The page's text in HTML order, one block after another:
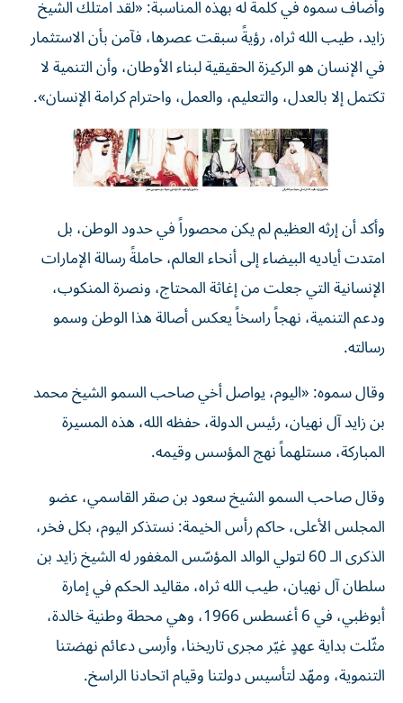
وأضاف سموه في كلمة له بهذه المناسبة: «لقد امتلك الشيخ
زايد، طيب الله ثراه، رؤيةً سبقت عصرها، فآمن بأن الاستثمار
في الإنسان هو الركيزة الحقيقية لبناء الأوطان، وأن التنمية لا
تكتمل إلا بالعدل، والتعليم، والعمل، واحترام كرامة الإنسان».
وأكد أن إرثه العظيم لم يكن محصوراً في حدود الوطن، بل
امتدت أياديه البيضاء إلى أنحاء العالم، حاملةً رسالة الإمارات
الإنسانية التي جعلت من إغاثة المحتاج، ونصرة المنكوب،
ودعم التنمية، نهجاً راسخاً يعكس أصالة هذا الوطن وسمو
رسالته.
وقال سموه: «اليوم، يواصل أخي صاحب السمو الشيخ محمد
بن زايد آل نهيان، رئيس الدولة، حفظه الله، هذه المسيرة
المباركة، مستلهماً نهج المؤسس وقيمه.
وقال صاحب السمو الشيخ سعود بن صقر القاسمي، عضو
المجلس الأعلى، حاكم رأس الخيمة: نستذكر اليوم، بكل فخر،
الذكرى الـ 60 لتولي الوالد المؤسّس المغفور له الشيخ زايد بن
سلطان آل نهيان، طيب الله ثراه، مقاليد الحكم في إمارة
أبوظبي، في 6 أغسطس 1966، وهي محطة وطنية خالدة،
مثّلت بداية عهدٍ غيّر مجرى تاريخنا، وأرسى دعائم نهضتنا
التنموية، ومهّد لتأسيس دولتنا وقيام اتحادنا الراسخ.